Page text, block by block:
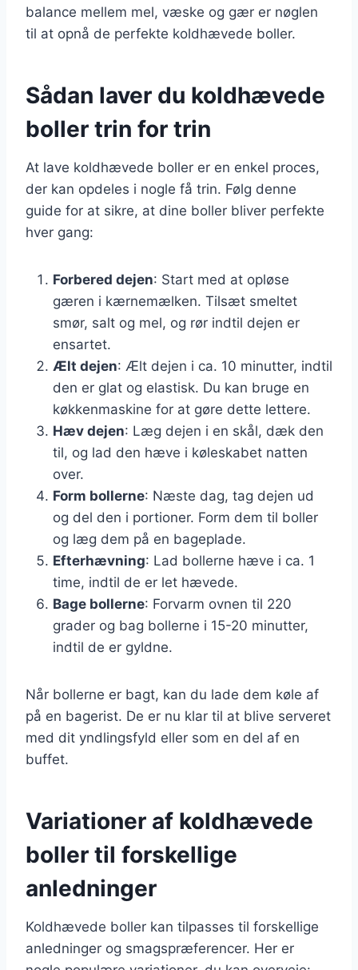
balance mellem mel, væske og gær er nøglen
til at opnå de perfekte koldhævede boller.
Sådan laver du koldhævede
boller trin for trin
At lave koldhævede boller er en enkel proces,
der kan opdeles i nogle få trin. Følg denne
guide for at sikre, at dine boller bliver perfekte
hver gang:
Forbered dejen: Start med at opløse
gæren i kærnemælken. Tilsæt smeltet
smør, salt og mel, og rør indtil dejen er
ensartet.
Ælt dejen: Ælt dejen i ca. 10 minutter, indtil
den er glat og elastisk. Du kan bruge en
køkkenmaskine for at gøre dette lettere.
Hæv dejen: Læg dejen i en skål, dæk den
til, og lad den hæve i køleskabet natten
over.
Form bollerne: Næste dag, tag dejen ud
og del den i portioner. Form dem til boller
og læg dem på en bageplade.
Efterhævning: Lad bollerne hæve i ca. 1
time, indtil de er let hævede.
Bage bollerne: Forvarm ovnen til 220
grader og bag bollerne i 15-20 minutter,
indtil de er gyldne.
Når bollerne er bagt, kan du lade dem køle af
på en bagerist. De er nu klar til at blive serveret
med dit yndlingsfyld eller som en del af en
buffet.
Variationer af koldhævede
boller til forskellige
anledninger
Koldhævede boller kan tilpasses til forskellige
anledninger og smagspræferencer. Her er